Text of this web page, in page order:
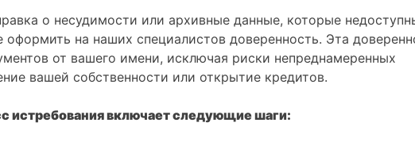
о несудимости или архивные данные, которые
на наших специалистов доверенность. Эта
от вашего имени, исключая риски непреднамеренных
вашей собственности или открытие кредитов.
истребования включает следующие шаги: